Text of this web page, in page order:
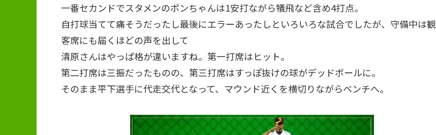
一番セカンドでスタメンのポンちゃんは1安打ながら犠飛など含め4打点。
自打球当てて痛そうだったし最後にエラーあったしといろいろな試合でしたが、守備中は観
客席にも届くほどの声を出して
清原さんはやっぱ格が違いますね。第一打席はヒット。
第二打席は三振だったものの、第三打席はすっぽ抜けの球がデッドボールに。
そのまま平下選手に代走交代となって、マウンド近くを横切りながらベンチへ。